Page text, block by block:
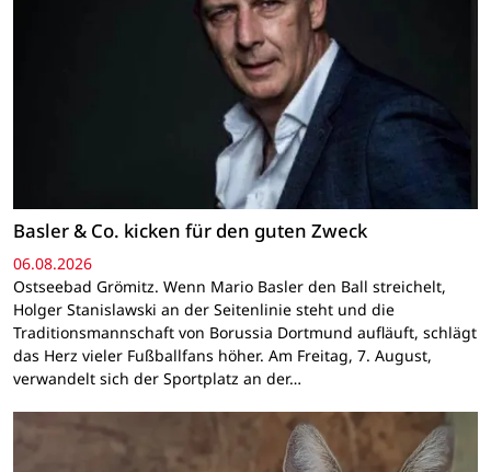
Basler & Co. kicken für den guten Zweck
06.08.2026
Ostseebad Grömitz. Wenn Mario Basler den Ball streichelt,
Holger Stanislawski an der Seitenlinie steht und die
Traditionsmannschaft von Borussia Dortmund aufläuft, schlägt
das Herz vieler Fußballfans höher. Am Freitag, 7. August,
verwandelt sich der Sportplatz an der…